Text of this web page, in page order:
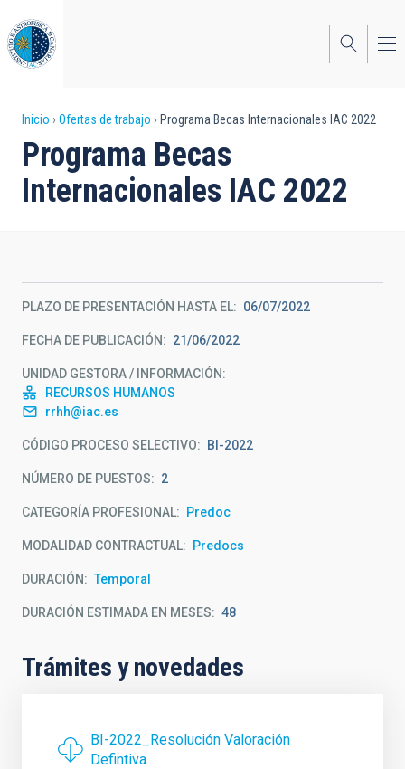
al
contenido
principal
Sobrescribir
enlaces
de
la
navegación
Inicio Ofertas de trabajo Programa Becas Internacionales IAC 2022
Programa Becas
Internacionales IAC 2022
PLAZO DE PRESENTACIÓN HASTA EL 06/07/2022
FECHA DE PUBLICACIÓN 21/06/2022
UNIDAD GESTORA / INFORMACIÓN
RECURSOS HUMANOS
rrhh@iac.es
CÓDIGO PROCESO SELECTIVO BI-2022
NÚMERO DE PUESTOS 2
CATEGORÍA PROFESIONAL Predoc
MODALIDAD CONTRACTUAL Predocs
DURACIÓN Temporal
DURACIÓN ESTIMADA EN MESES 48
Trámites y novedades
BI-2022_Resolución Valoración
Defintiva